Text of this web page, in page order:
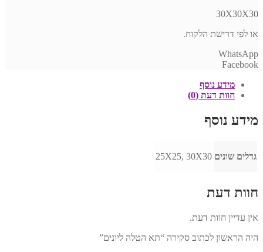
30X30X30
או לפי דרישת הלקוח.
WhatsApp
Facebook
מידע נוסף
חוות דעת (0)
מידע נוסף
גדלים שונים 25X25, 30X30
חוות דעת
אין עדיין חוות דעת.
היה הראשון לכתוב סקירה “תא הטלה ליונים”